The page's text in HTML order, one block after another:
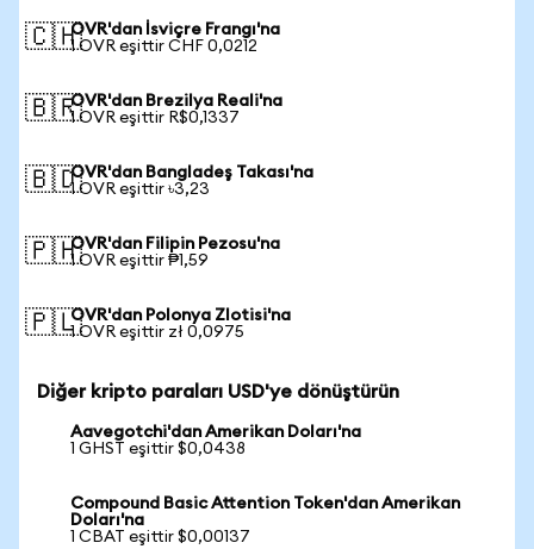
🇨🇭OVR'dan İsviçre Frangı'na
1 OVR eşittir CHF 0,0212
🇧🇷OVR'dan Brezilya Reali'na
1 OVR eşittir R$0,1337
🇧🇩OVR'dan Bangladeş Takası'na
1 OVR eşittir ৳3,23
🇵🇭OVR'dan Filipin Pezosu'na
1 OVR eşittir ₱1,59
🇵🇱OVR'dan Polonya Zlotisi'na
1 OVR eşittir zł 0,0975
Diğer kripto paraları USD'ye dönüştürün
Aavegotchi'dan Amerikan Doları'na
1 GHST eşittir $0,0438
Compound Basic Attention Token'dan Amerikan
Doları'na
1 CBAT eşittir $0,00137